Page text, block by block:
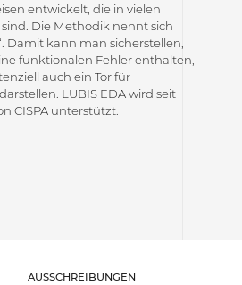
entwickelt, die in vielen
Die Methodik nennt sich
Damit kann man sicherstellen,
funktionalen Fehler enthalten,
auch ein Tor für
LUBIS EDA wird seit
CISPA unterstützt.
AUSSCHREIBUNGEN